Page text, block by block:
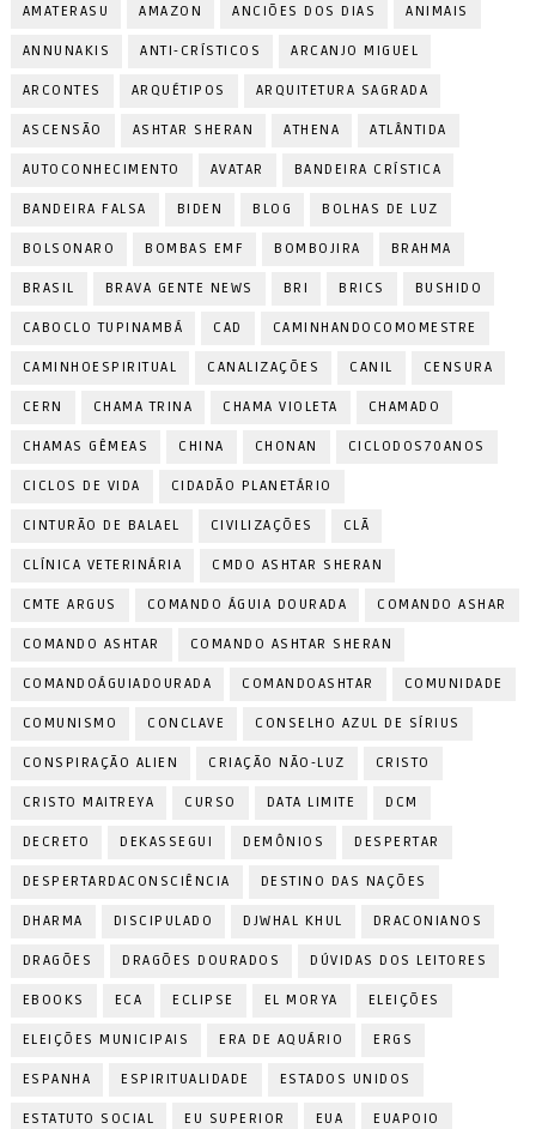
AMATERASU AMAZON ANCIÕES DOS DIAS ANIMAIS
ANNUNAKIS ANTI-CRÍSTICOS ARCANJO MIGUEL
ARCONTES ARQUÉTIPOS ARQUITETURA SAGRADA
ASCENSÃO ASHTAR SHERAN ATHENA ATLÂNTIDA
AUTOCONHECIMENTO AVATAR BANDEIRA CRÍSTICA
BANDEIRA FALSA BIDEN BLOG BOLHAS DE LUZ
BOLSONARO BOMBAS EMF BOMBOJIRA BRAHMA
BRASIL BRAVA GENTE NEWS BRI BRICS BUSHIDO
CABOCLO TUPINAMBÁ CAD CAMINHANDOCOMOMESTRE
CAMINHOESPIRITUAL CANALIZAÇÕES CANIL CENSURA
CERN CHAMA TRINA CHAMA VIOLETA CHAMADO
CHAMAS GÊMEAS CHINA CHONAN CICLODOS70ANOS
CICLOS DE VIDA CIDADÃO PLANETÁRIO
CINTURÃO DE BALAEL CIVILIZAÇÕES CLÃ
CLÍNICA VETERINÁRIA CMDO ASHTAR SHERAN
CMTE ARGUS COMANDO ÁGUIA DOURADA COMANDO ASHAR
COMANDO ASHTAR COMANDO ASHTAR SHERAN
COMANDOÁGUIADOURADA COMANDOASHTAR COMUNIDADE
COMUNISMO CONCLAVE CONSELHO AZUL DE SÍRIUS
CONSPIRAÇÃO ALIEN CRIAÇÃO NÃO-LUZ CRISTO
CRISTO MAITREYA CURSO DATA LIMITE DCM
DECRETO DEKASSEGUI DEMÔNIOS DESPERTAR
DESPERTARDACONSCIÊNCIA DESTINO DAS NAÇÕES
DHARMA DISCIPULADO DJWHAL KHUL DRACONIANOS
DRAGÕES DRAGÕES DOURADOS DÚVIDAS DOS LEITORES
EBOOKS ECA ECLIPSE EL MORYA ELEIÇÕES
ELEIÇÕES MUNICIPAIS ERA DE AQUÁRIO ERGS
ESPANHA ESPIRITUALIDADE ESTADOS UNIDOS
ESTATUTO SOCIAL EU SUPERIOR EUA EUAPOIO